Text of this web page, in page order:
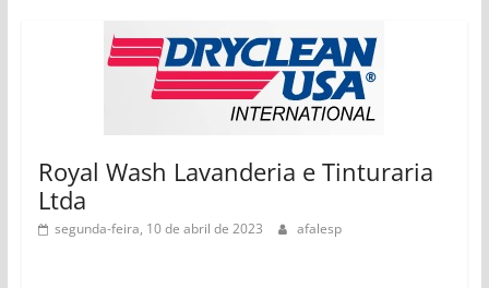
Royal Wash Lavanderia e Tinturaria
Ltda
segunda-feira, 10 de abril de 2023 afalesp